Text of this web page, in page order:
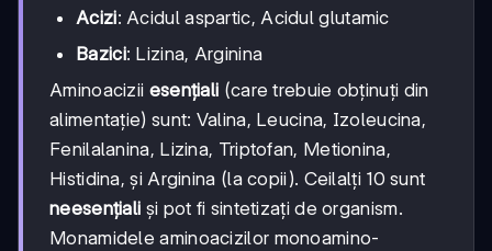
Acizi: Acidul aspartic, Acidul glutamic
Bazici: Lizina, Arginina
Aminoacizii esențiali (care trebuie obținuți din
alimentație) sunt: Valina, Leucina, Izoleucina,
Fenilalanina, Lizina, Triptofan, Metionina,
Histidina, și Arginina (la copii). Ceilalți 10 sunt
neesențiali și pot fi sintetizați de organism.
Monamidele aminoacizilor monoamino-